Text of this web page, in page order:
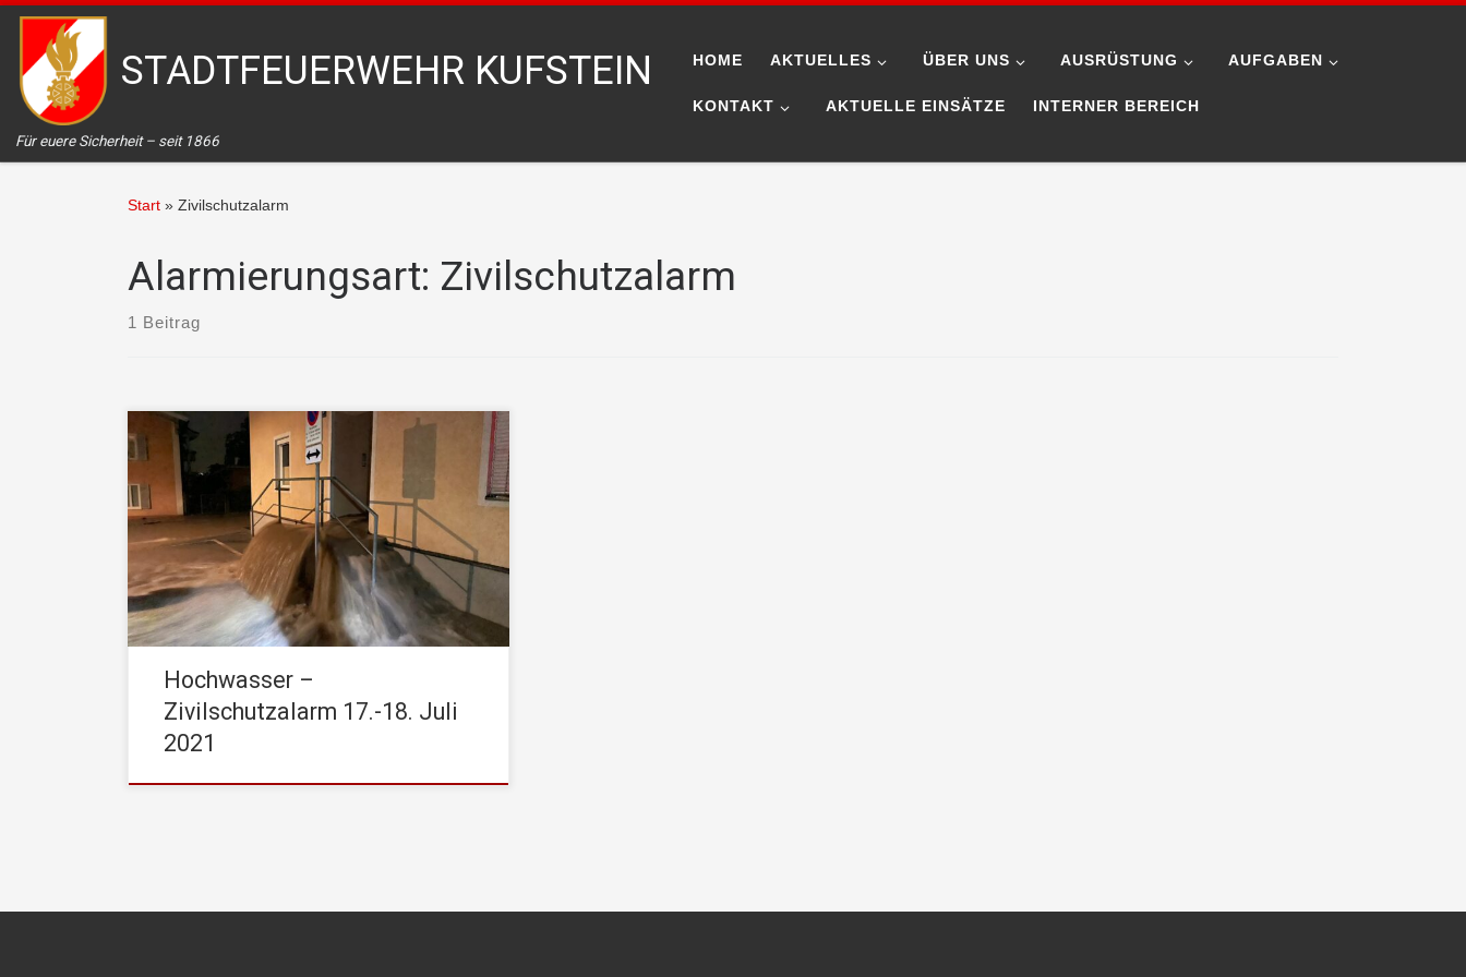
Zum Inhalt springen
STADTFEUERWEHR KUFSTEIN
Für euere Sicherheit – seit 1866
HOME AKTUELLES ÜBER UNS AUSRÜSTUNG AUFGABEN
KONTAKT AKTUELLE EINSÄTZE INTERNER BEREICH
Start » Zivilschutzalarm
Alarmierungsart: Zivilschutzalarm
1 Beitrag
Bildbericht zum Hochwasserereignis in Kufstein –
Samstag 17. Juli bis Sonntag 18. Juli 2021
Erstalarmierung am 17.07.2021 um 21:00 Uhr –
noch mittels stiller Alarmierung durch die
Leitstelle Tirol. Nach Lageerkundungen: weitere
stille Alarmierungen und Erhöhung der
Alarmstufe – somit Sirenenalarm für die Stadt
Kufstein (Signal Feuerwehralarmierung) um
21:30 […]
Hochwasser –
Zivilschutzalarm 17.-18. Juli
2021